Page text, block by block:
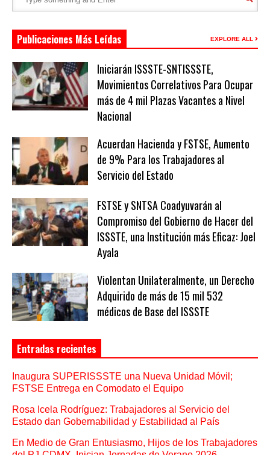
Publicaciones Más Leídas EXPLORE ALL
Iniciarán ISSSTE-SNTISSSTE,
Movimientos Correlativos Para Ocupar
más de 4 mil Plazas Vacantes a Nivel
Nacional
Acuerdan Hacienda y FSTSE, Aumento
de 9% Para los Trabajadores al
Servicio del Estado
FSTSE y SNTSA Coadyuvarán al
Compromiso del Gobierno de Hacer del
ISSSTE, una Institución más Eficaz: Joel
Ayala
Violentan Unilateralmente, un Derecho
Adquirido de más de 15 mil 532
médicos de Base del ISSSTE
Entradas recientes
Inaugura SUPERISSSTE una Nueva Unidad Móvil;
FSTSE Entrega en Comodato el Equipo
Rosa Icela Rodríguez: Trabajadores al Servicio del
Estado dan Gobernabilidad y Estabilidad al País
En Medio de Gran Entusiasmo, Hijos de los Trabajadores